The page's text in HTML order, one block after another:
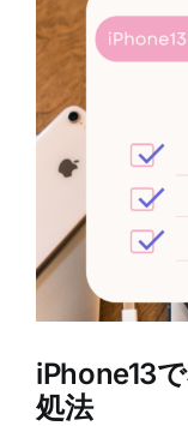
Larger
Image
iPhone13
処法